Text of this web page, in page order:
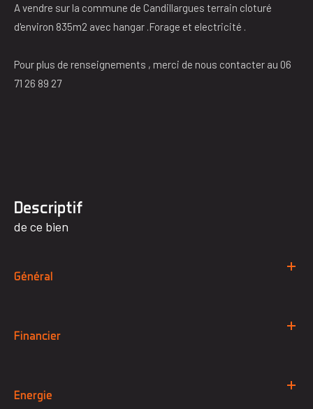
A vendre sur la commune de Candillargues terrain cloturé
d'environ 835m2 avec hangar .Forage et electricité .
Pour plus de renseignements , merci de nous contacter au 06
71 26 89 27
descriptif
de ce bien
Général
Financier
Energie